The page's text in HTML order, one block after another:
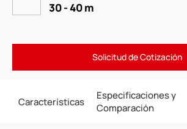
30 - 40 m
Solicitud de Cotización
Características
Especificaciones y
Comparación